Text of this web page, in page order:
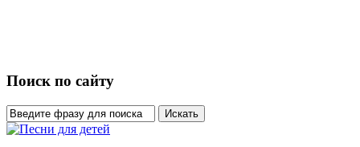
Поиск по сайту